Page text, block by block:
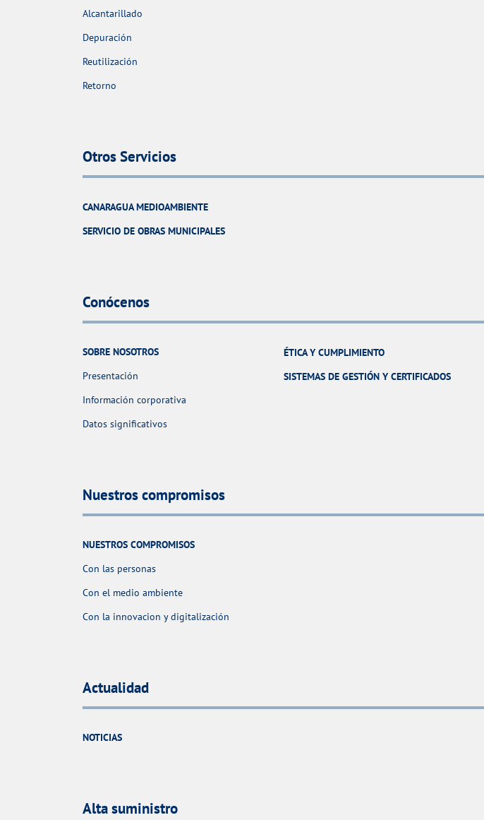
Alcantarillado
Depuración
Reutilización
Retorno
Otros Servicios
CANARAGUA MEDIOAMBIENTE
SERVICIO DE OBRAS MUNICIPALES
Conócenos
SOBRE NOSOTROS
Presentación
Información corporativa
Datos significativos
ÉTICA Y CUMPLIMIENTO
SISTEMAS DE GESTIÓN Y CERTIFICADOS
Nuestros compromisos
NUESTROS COMPROMISOS
Con las personas
Con el medio ambiente
Con la innovacion y digitalización
Actualidad
NOTICIAS
Alta suministro